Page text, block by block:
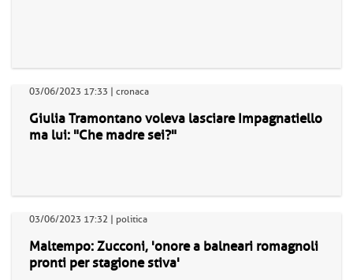
03/06/2023 17:33 | cronaca
Giulia Tramontano voleva lasciare Impagnatiello
ma lui: "Che madre sei?"
03/06/2023 17:32 | politica
Maltempo: Zucconi, 'onore a balneari romagnoli
pronti per stagione stiva'